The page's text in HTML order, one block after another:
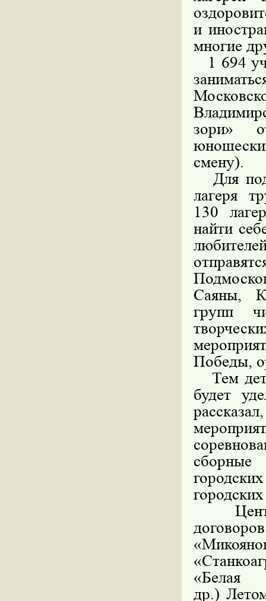
и
многие
1 694
зори»
смену).
Для
лагеря
130
найти
Саяны,
групп
Победы,
Тем
будет
др.)